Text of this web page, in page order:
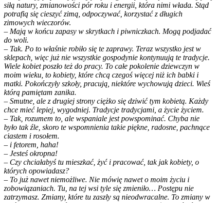
siłą natury, zmianowości pór roku i energii, która nimi włada. Stąd
potrafią się cieszyć zimą, odpoczywać, korzystać z długich
zimowych wieczorów.
– Mają w końcu zapasy w skrytkach i piwniczkach. Mogą podjadać
do woli.
– Tak. Po to właśnie robiło się te zaprawy. Teraz wszystko jest w
sklepach, więc już nie wszystkie gospodynie kontynuują te tradycje.
Wiele kobiet poszło też do pracy. To całe pokolenie dziewczyn w
moim wieku, to kobiety, które chcą czegoś więcej niż ich babki i
matki. Pokończyły szkoły, pracują, niektóre wychowują dzieci. Wieś
którą pamiętam zanika.
– Smutne, ale z drugiej strony ciężko się dziwić tym kobietą. Każdy
chce mieć lepiej, wygodniej. Tradycje tradycjami, a życie życiem.
– Tak, rozumem to, ale wspaniale jest powspominać. Chyba nie
było tak źle, skoro te wspomnienia takie piękne, radosne, pachnące
ciastem i rosołem.
– i fetorem, haha!
– Jesteś okropna!
– Czy chciałabyś tu mieszkać, żyć i pracować, tak jak kobiety, o
których opowiadasz?
– To już nawet niemożliwe. Nie mówię nawet o moim życiu i
zobowiązaniach. Tu, na tej wsi tyle się zmieniło… Postępu nie
zatrzymasz. Zmiany, które tu zaszły są nieodwracalne. To zmiany w